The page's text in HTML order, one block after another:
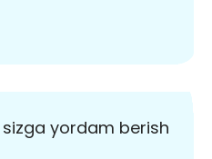
sizga yordam berish